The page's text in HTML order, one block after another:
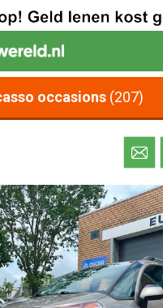
occasions (207)